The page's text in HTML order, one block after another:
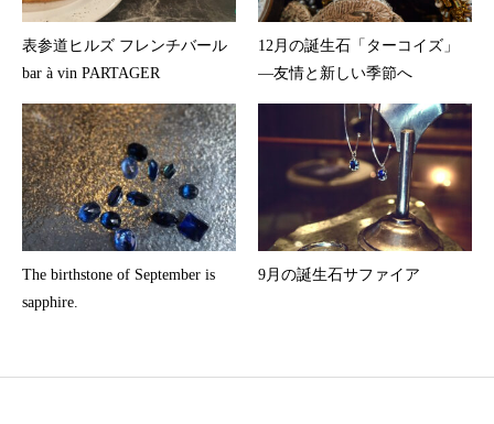
表参道ヒルズ フレンチバール
bar à vin PARTAGER
12月の誕生石「ターコイズ」
—友情と新しい季節へ
The birthstone of September is
sapphire.
9月の誕生石サファイア